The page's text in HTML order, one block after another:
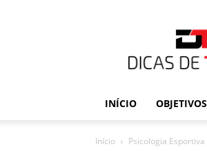
INÍCIO OBJETIVOS
Início Psicologia Esportiva